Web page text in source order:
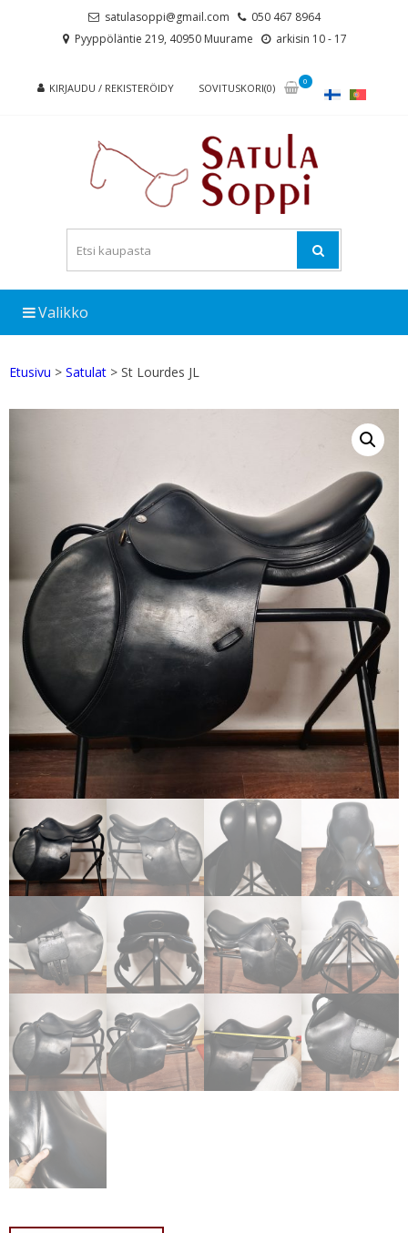
satulasoppi@gmail.com
050 467 8964
Pyyppöläntie 219, 40950 Muurame
arkisin 10 - 17
KIRJAUDU / REKISTERÖIDY SOVITUSKORI(0)
0
Valikko
Etusivu > Satulat > St Lourdes JL